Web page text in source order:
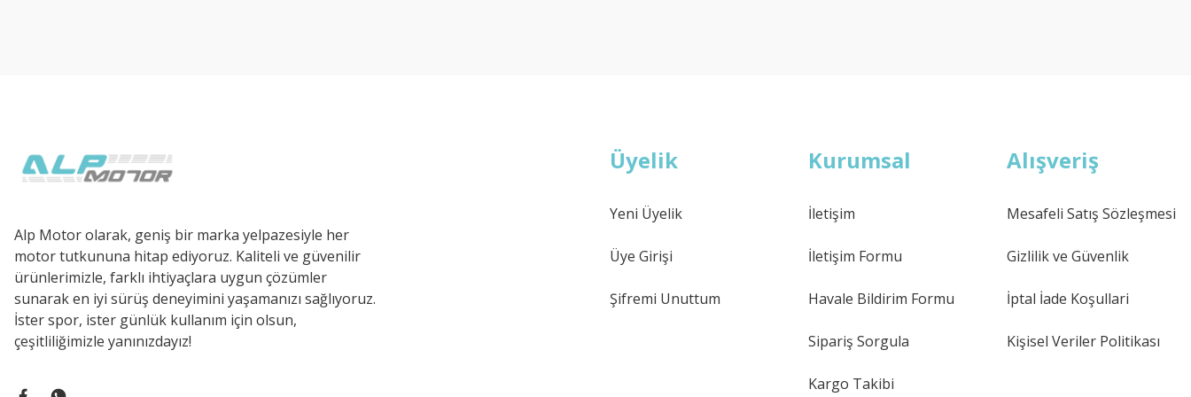
Alp Motor olarak, geniş bir marka yelpazesiyle her
motor tutkununa hitap ediyoruz. Kaliteli ve güvenilir
ürünlerimizle, farklı ihtiyaçlara uygun çözümler
sunarak en iyi sürüş deneyimini yaşamanızı sağlıyoruz.
İster spor, ister günlük kullanım için olsun,
çeşitliliğimizle yanınızdayız!
Üyelik
Yeni Üyelik
Üye Girişi
Şifremi Unuttum
Kurumsal
İletişim
İletişim Formu
Havale Bildirim Formu
Sipariş Sorgula
Kargo Takibi
Alışveriş
Mesafeli Satış Sözleşmesi
Gizlilik ve Güvenlik
İptal İade Koşullari
Kişisel Veriler Politikası